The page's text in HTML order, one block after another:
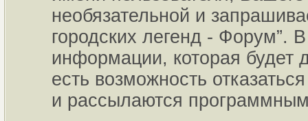
необязательной и
городских легенд - Форум”.
информации, которая будет
есть возможность
и рассылаются